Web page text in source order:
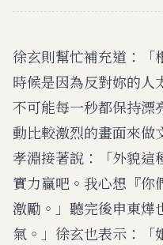
徐玄則幫忙補充道：「
時候是因為反對妳的人
不可能每一秒都保持漂
動比較激烈的畫面來做
孝淵接著說：「外貌這
實力贏吧。我心想『你
激勵。」聽完後申東燁
氣。」徐玄也表示：「